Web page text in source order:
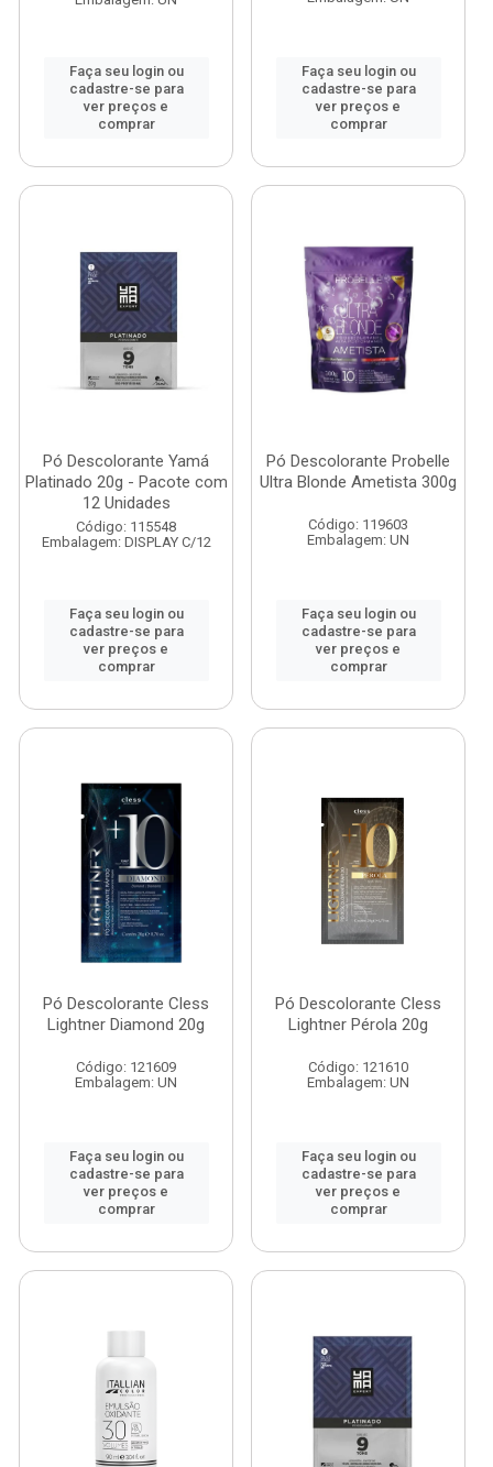
Faça seu login ou
cadastre-se para
ver preços e
comprar
Faça seu login ou
cadastre-se para
ver preços e
comprar
Pó Descolorante Yamá
Platinado 20g - Pacote com
12 Unidades
Código: 115548
Embalagem: DISPLAY C/12
Faça seu login ou
cadastre-se para
ver preços e
comprar
Pó Descolorante Probelle
Ultra Blonde Ametista 300g
Código: 119603
Embalagem: UN
Faça seu login ou
cadastre-se para
ver preços e
comprar
Pó Descolorante Cless
Lightner Diamond 20g
Código: 121609
Embalagem: UN
Faça seu login ou
cadastre-se para
ver preços e
comprar
Pó Descolorante Cless
Lightner Pérola 20g
Código: 121610
Embalagem: UN
Faça seu login ou
cadastre-se para
ver preços e
comprar